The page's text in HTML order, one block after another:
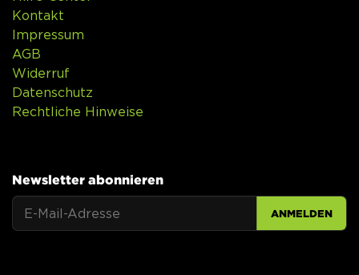
Kontakt
Impressum
AGB
Widerruf
Datenschutz
Rechtliche Hinweise
Newsletter abonnieren
ANMELDEN